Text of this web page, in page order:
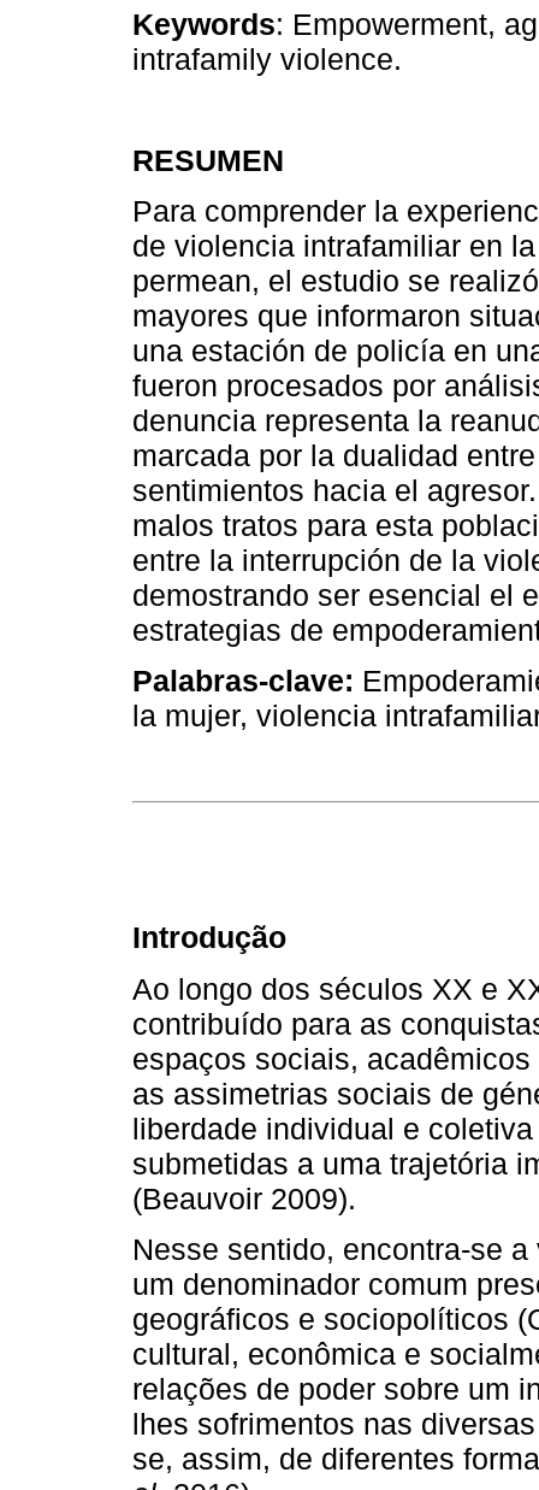
Keywords: Empowerment,
intrafamily violence.
RESUMEN
Para comprender la
de violencia intrafamiliar en
permean, el estudio se
mayores que informaron
una estación de policía en
fueron procesados por
denuncia representa la
marcada por la dualidad
sentimientos hacia el
malos tratos para esta
entre la interrupción de la
demostrando ser esencial el
estrategias de
Palabras-clave:
la mujer, violencia
Introdução
Ao longo dos séculos XX e
contribuído para as
espaços sociais,
as assimetrias sociais de
liberdade individual e
submetidas a uma trajetória
(Beauvoir 2009).
Nesse sentido, encontra-se
um denominador comum
geográficos e sociopolíticos
cultural, econômica e
relações de poder sobre um
lhes sofrimentos nas
se, assim, de diferentes